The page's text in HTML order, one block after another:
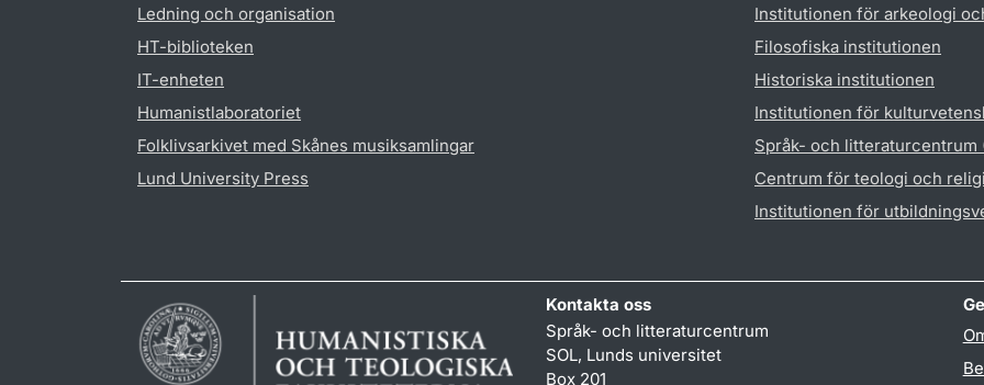
Ledning och organisation
HT-biblioteken
IT-enheten
Humanistlaboratoriet
Folklivsarkivet med Skånes musiksamlingar
Lund University Press
Institutionen för arkeologi
Filosofiska institutionen
Historiska institutionen
Institutionen för
Språk- och litteraturcentrum
Centrum för teologi och
Institutionen för
Kontakta oss
Språk- och litteraturcentrum
SOL, Lunds universitet
Box 201